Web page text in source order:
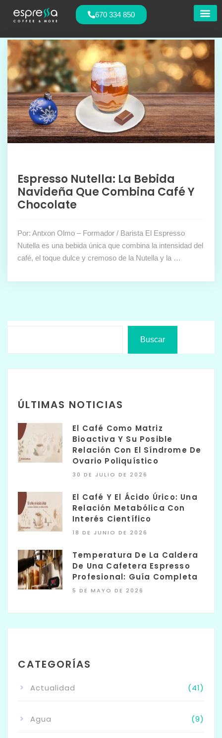
670 334 850
Espresso Nutella: La Bebida
Navideña Que Combina Café Y
Chocolate
Por: Antxon Olmo – Formador / Barista El Espresso
Nutella es una bebida única que combina la intensidad del
café, el toque dulce y cremoso de la Nutella y la …
Buscar
ÚLTIMAS NOTICIAS
El Café Como Matriz
Bioactiva Y Su Posible
Relación Con El Síndrome De
Ovario Poliquístico
30 DE JULIO DE 2026
El Café Y El Ácido Úrico: Una
Relación Metabólica Con
Interés Científico
18 DE JUNIO DE 2026
Temperatura De La Caldera
De Una Cafetera Espresso
Profesional: Guía Completa
5 DE MAYO DE 2026
CATEGORÍAS
Actualidad (41)
Agua (9)